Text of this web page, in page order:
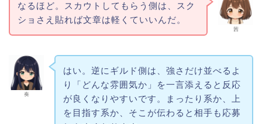
茜
なるほど。スカウトしてもらう側は、スク
ショさえ貼れば文章は軽くていいんだ。
奏
はい。逆にギルド側は、強さだけ並べるよ
り「どんな雰囲気か」を一言添えると反応
が良くなりやすいです。まったり系か、上
を目指す系か、そこが伝わると相手も応募